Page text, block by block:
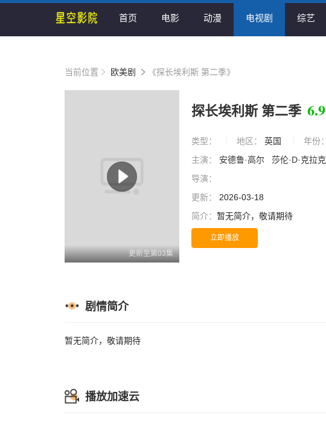
首页 电影 动漫 电视剧 综艺
当前位置 欧美剧 《探长埃利斯 第二季》
更新至第03集
探长埃利斯 第二季 6.9
类型： 地区： 英国 年份：
主演：
安德鲁·高尔
莎伦·D·克拉克
导演：
更新：
2026-03-18
简介： 暂无简介，敬请期待
立即播放
剧情简介
暂无简介，敬请期待
播放加速云